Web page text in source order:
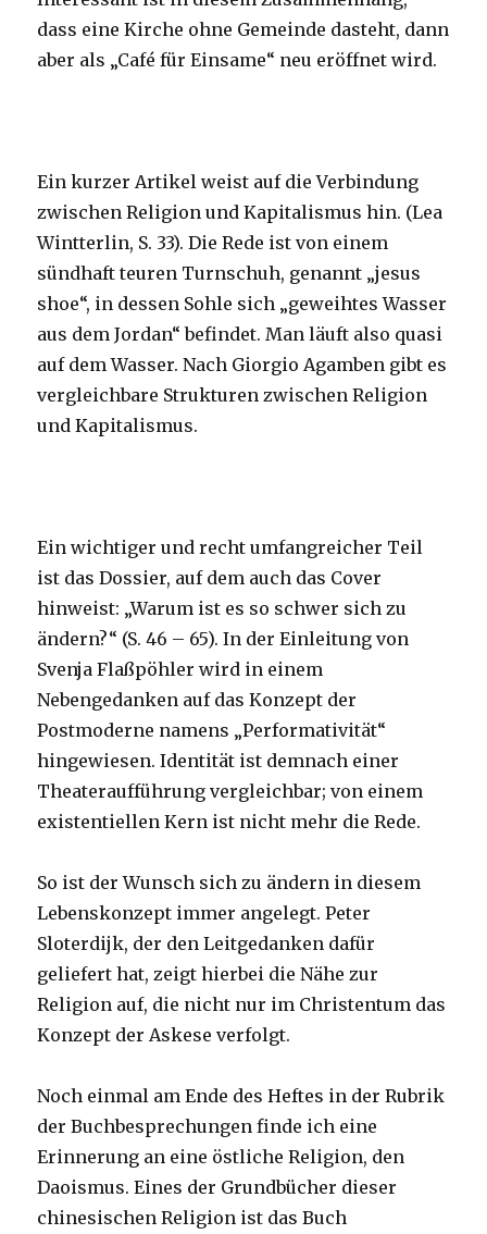
dass eine Kirche ohne Gemeinde dasteht, dann
aber als „Café für Einsame“ neu eröffnet wird.
Ein kurzer Artikel weist auf die Verbindung
zwischen Religion und Kapitalismus hin. (Lea
Wintterlin, S. 33). Die Rede ist von einem
sündhaft teuren Turnschuh, genannt „jesus
shoe“, in dessen Sohle sich „geweihtes Wasser
aus dem Jordan“ befindet. Man läuft also quasi
auf dem Wasser. Nach Giorgio Agamben gibt es
vergleichbare Strukturen zwischen Religion
und Kapitalismus.
Ein wichtiger und recht umfangreicher Teil
ist das Dossier, auf dem auch das Cover
hinweist: „Warum ist es so schwer sich zu
ändern?“ (S. 46 – 65). In der Einleitung von
Svenja Flaßpöhler wird in einem
Nebengedanken auf das Konzept der
Postmoderne namens „Performativität“
hingewiesen. Identität ist demnach einer
Theateraufführung vergleichbar; von einem
existentiellen Kern ist nicht mehr die Rede.
So ist der Wunsch sich zu ändern in diesem
Lebenskonzept immer angelegt. Peter
Sloterdijk, der den Leitgedanken dafür
geliefert hat, zeigt hierbei die Nähe zur
Religion auf, die nicht nur im Christentum das
Konzept der Askese verfolgt.
Noch einmal am Ende des Heftes in der Rubrik
der Buchbesprechungen finde ich eine
Erinnerung an eine östliche Religion, den
Daoismus. Eines der Grundbücher dieser
chinesischen Religion ist das Buch